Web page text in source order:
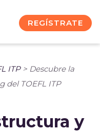
REGÍSTRATE
ITP> Descubre la
del TOEFL ITP
y